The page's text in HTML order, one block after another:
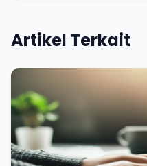
Artikel Terkait